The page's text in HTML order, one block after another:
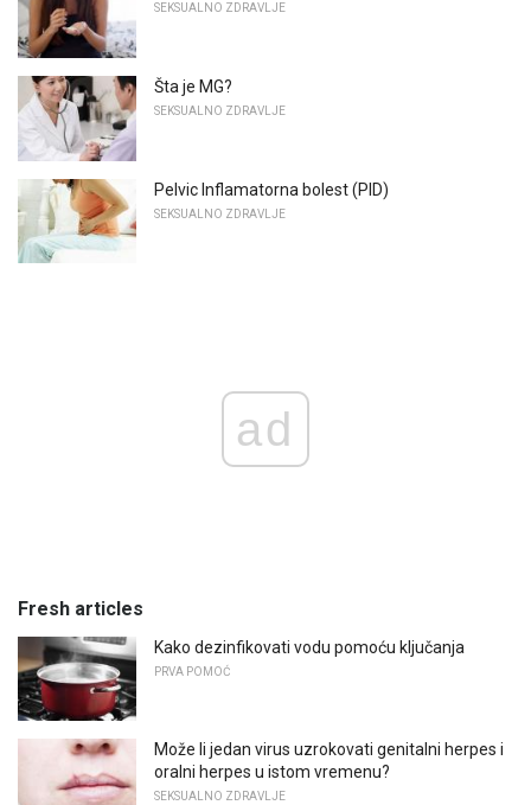
SEKSUALNO ZDRAVLJE
Šta je MG?
SEKSUALNO ZDRAVLJE
Pelvic Inflamatorna bolest (PID)
SEKSUALNO ZDRAVLJE
ad
Fresh articles
Kako dezinfikovati vodu pomoću ključanja
PRVA POMOĆ
Može li jedan virus uzrokovati genitalni herpes i
oralni herpes u istom vremenu?
SEKSUALNO ZDRAVLJE